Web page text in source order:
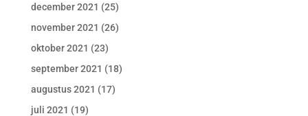
december 2021 (25)
november 2021 (26)
oktober 2021 (23)
september 2021 (18)
augustus 2021 (17)
juli 2021 (19)